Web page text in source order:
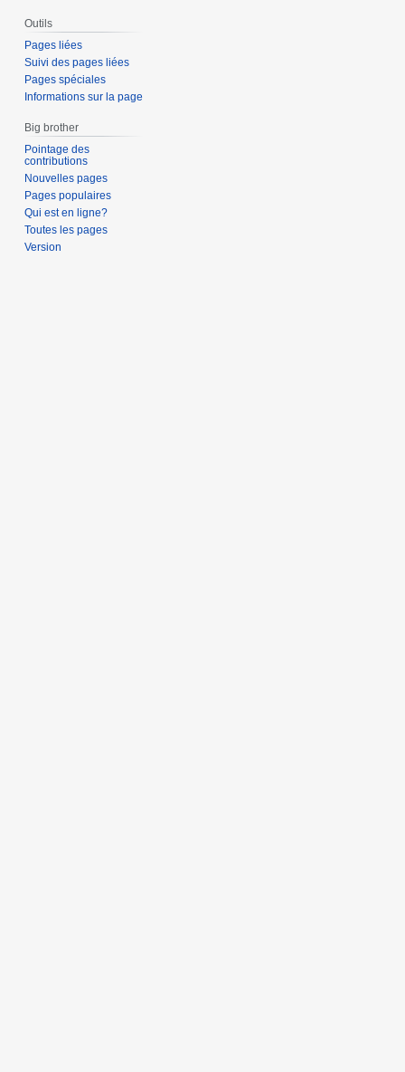
Outils
Pages liées
Suivi des pages liées
Pages spéciales
Informations sur la page
Big brother
Pointage des
contributions
Nouvelles pages
Pages populaires
Qui est en ligne?
Toutes les pages
Version